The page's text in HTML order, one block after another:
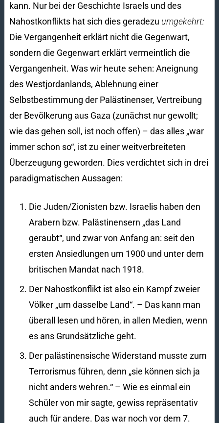
kann. Nur bei der Geschichte Israels und des
Nahostkonflikts hat sich dies geradezu umgekehrt:
Die Vergangenheit erklärt nicht die Gegenwart,
sondern die Gegenwart erklärt vermeintlich die
Vergangenheit. Was wir heute sehen: Aneignung
des Westjordanlands, Ablehnung einer
Selbstbestimmung der Palästinenser, Vertreibung
der Bevölkerung aus Gaza (zunächst nur gewollt;
wie das gehen soll, ist noch offen) – das alles „war
immer schon so“, ist zu einer weitverbreiteten
Überzeugung geworden. Dies verdichtet sich in drei
paradigmatischen Aussagen:
Die Juden/Zionisten bzw. Israelis haben den
Arabern bzw. Palästinensern „das Land
geraubt“, und zwar von Anfang an: seit den
ersten Ansiedlungen um 1900 und unter dem
britischen Mandat nach 1918.
Der Nahostkonflikt ist also ein Kampf zweier
Völker „um dasselbe Land“. – Das kann man
überall lesen und hören, in allen Medien, wenn
es ans Grundsätzliche geht.
Der palästinensische Widerstand musste zum
Terrorismus führen, denn „sie können sich ja
nicht anders wehren.“ – Wie es einmal ein
Schüler von mir sagte, gewiss repräsentativ
auch für andere. Das war noch vor dem 7.